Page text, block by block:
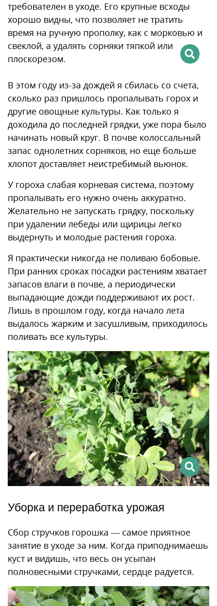
требователен в уходе. Его крупные всходы
хорошо видны, что позволяет не тратить
время на ручную прополку, как с морковью и
свеклой, а удалять сорняки тяпкой или
плоскорезом.
В этом году из-за дождей я сбилась со счета,
сколько раз пришлось пропалывать горох и
другие овощные культуры. Как только я
доходила до последней грядки, уже пора было
начинать новый круг. В почве колоссальный
запас однолетних сорняков, но еще больше
хлопот доставляет неистребимый вьюнок.
У гороха слабая корневая система, поэтому
пропалывать его нужно очень аккуратно.
Желательно не запускать грядку, поскольку
при удалении лебеды или щирицы легко
выдернуть и молодые растения гороха.
Я практически никогда не поливаю бобовые.
При ранних сроках посадки растениям хватает
запасов влаги в почве, а периодически
выпадающие дожди поддерживают их рост.
Лишь в прошлом году, когда начало лета
выдалось жарким и засушливым, приходилось
поливать все культуры.
Уборка и переработка урожая
Сбор стручков горошка — самое приятное
занятие в уходе за ним. Когда приподнимаешь
куст и видишь, что весь он усыпан
полновесными стручками, сердце радуется.